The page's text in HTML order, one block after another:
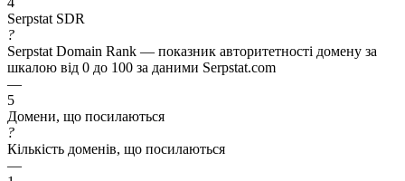
Serpstat SDR
?
Serpstat Domain Rank — показник авторитетності домену за
шкалою від 0 до 100 за даними Serpstat.com
—
5
Домени, що посилаються
?
Кількість доменів, що посилаються
—